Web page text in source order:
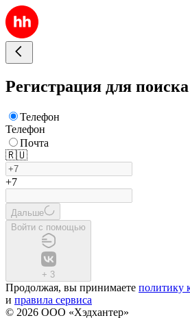
Регистрация для
Телефон
Телефон
Почта
🇷🇺
+7
Дальше
Войти с помощью
+ 3
Продолжая, вы принимаете политику
и правила сервиса
© 2026 ООО «Хэдхантер»